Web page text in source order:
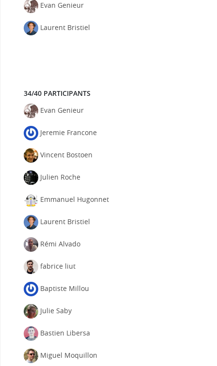
Evan Genieur
Laurent Bristiel
34/40 PARTICIPANTS
Evan Genieur
Jeremie Francone
Vincent Bostoen
Julien Roche
Emmanuel Hugonnet
Laurent Bristiel
Rémi Alvado
fabrice liut
Baptiste Millou
Julie Saby
Bastien Libersa
Miguel Moquillon